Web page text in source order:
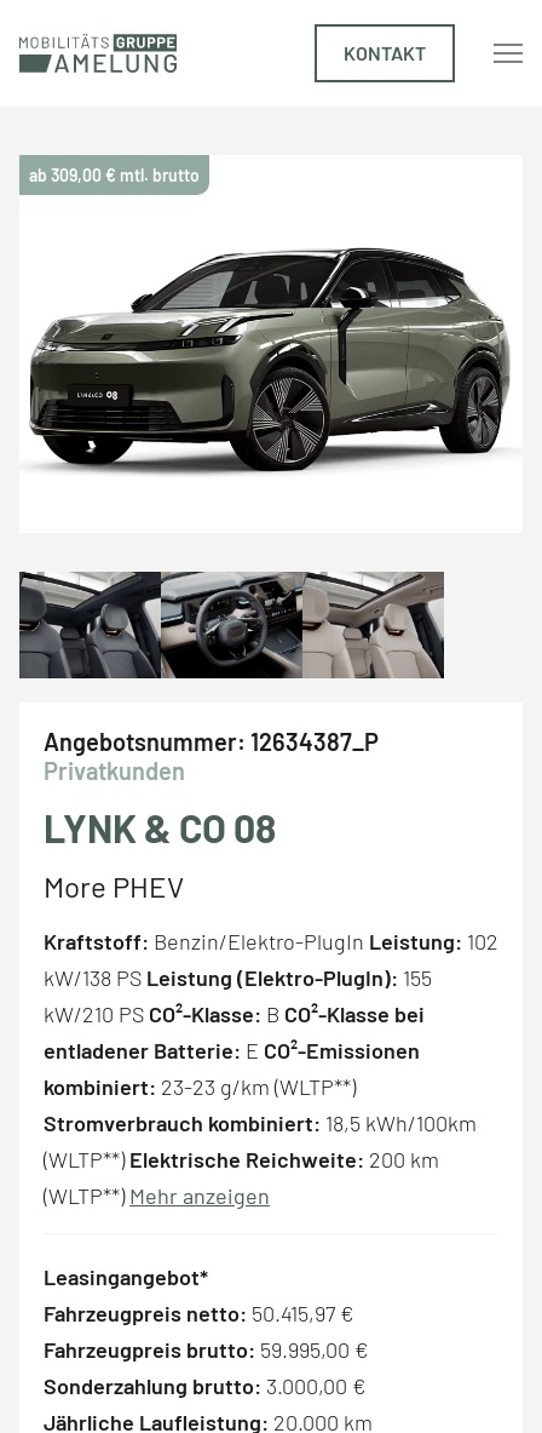
KONTAKT
ab 309,00 € mtl. brutto
Angebotsnummer: 12634387_P
Privatkunden
LYNK & CO 08
More PHEV
Kraftstoff: Benzin/Elektro-PlugIn Leistung: 102
kW/138 PS Leistung (Elektro-PlugIn): 155
kW/210 PS CO²-Klasse: B CO²-Klasse bei
entladener Batterie: E CO²-Emissionen
kombiniert: 23-23 g/km (WLTP**)
Stromverbrauch kombiniert: 18,5 kWh/100km
(WLTP**)Elektrische Reichweite: 200 km
(WLTP**) Mehr anzeigen
Leasingangebot*
Fahrzeugpreis netto: 50.415,97 €
Fahrzeugpreis brutto: 59.995,00 €
Sonderzahlung brutto: 3.000,00 €
Jährliche Laufleistung: 20.000 km